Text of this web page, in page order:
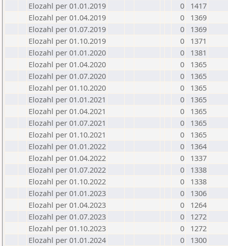
Elozahl per 01.01.2019
0
1417
Elozahl per 01.04.2019
0
1369
Elozahl per 01.07.2019
0
1369
Elozahl per 01.10.2019
0
1371
Elozahl per 01.01.2020
0
1381
Elozahl per 01.04.2020
0
1365
Elozahl per 01.07.2020
0
1365
Elozahl per 01.10.2020
0
1365
Elozahl per 01.01.2021
0
1365
Elozahl per 01.04.2021
0
1365
Elozahl per 01.07.2021
0
1365
Elozahl per 01.10.2021
0
1365
Elozahl per 01.01.2022
0
1364
Elozahl per 01.04.2022
0
1337
Elozahl per 01.07.2022
0
1338
Elozahl per 01.10.2022
0
1338
Elozahl per 01.01.2023
0
1306
Elozahl per 01.04.2023
0
1264
Elozahl per 01.07.2023
0
1272
Elozahl per 01.10.2023
0
1272
Elozahl per 01.01.2024
0
1300